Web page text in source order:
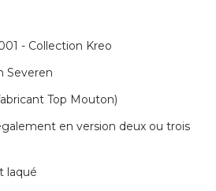
- Collection Kreo
Severen
Top Mouton)
en version deux ou trois
laqué